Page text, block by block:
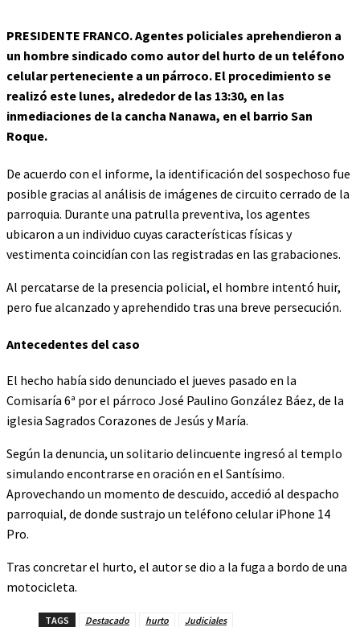
PRESIDENTE FRANCO.Agentes policiales aprehendieron a
un hombre sindicado como autor del hurto de un teléfono
celular perteneciente a un párroco. El procedimiento se
realizó este lunes, alrededor de las 13:30, en las
inmediaciones de la cancha Nanawa, en el barrio San
Roque.
De acuerdo con el informe, la identificación del sospechoso fue
posible gracias al análisis de imágenes de circuito cerrado de la
parroquia. Durante una patrulla preventiva, los agentes
ubicaron a un individuo cuyas características físicas y
vestimenta coincidían con las registradas en las grabaciones.
Al percatarse de la presencia policial, el hombre intentó huir,
pero fue alcanzado y aprehendido tras una breve persecución.
Antecedentes del caso
El hecho había sido denunciado el jueves pasado en la
Comisaría 6ª por el párroco José Paulino González Báez, de la
iglesia Sagrados Corazones de Jesús y María.
Según la denuncia, un solitario delincuente ingresó al templo
simulando encontrarse en oración en el Santísimo.
Aprovechando un momento de descuido, accedió al despacho
parroquial, de donde sustrajo un teléfono celular iPhone 14
Pro.
Tras concretar el hurto, el autor se dio a la fuga a bordo de una
motocicleta.
TAGS Destacado hurto Judiciales